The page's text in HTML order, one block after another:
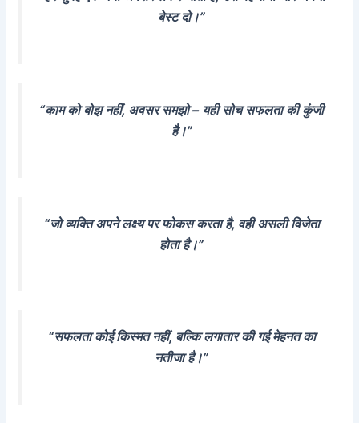
बेस्ट दो।”
“काम को बोझ नहीं, अवसर समझो – यही सोच सफलता की कुंजी
है।”
“जो व्यक्ति अपने लक्ष्य पर फोकस करता है, वही असली विजेता
होता है।”
“सफलता कोई किस्मत नहीं, बल्कि लगातार की गई मेहनत का
नतीजा है।”